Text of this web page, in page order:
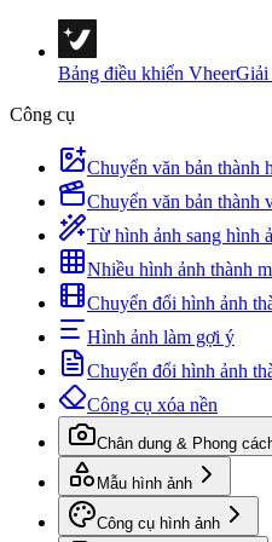
Bảng điều khiển VheerGiải
Công cụ
Chuyển văn bản thành
Chuyển văn bản thành
Từ hình ảnh sang hình
Nhiều hình ảnh thành
Chuyển đổi hình ảnh
Hình ảnh làm gợi ý
Chuyển đổi hình ảnh
Công cụ xóa nền
Chân dung & Phong
Mẫu hình ảnh
Công cụ hình ảnh